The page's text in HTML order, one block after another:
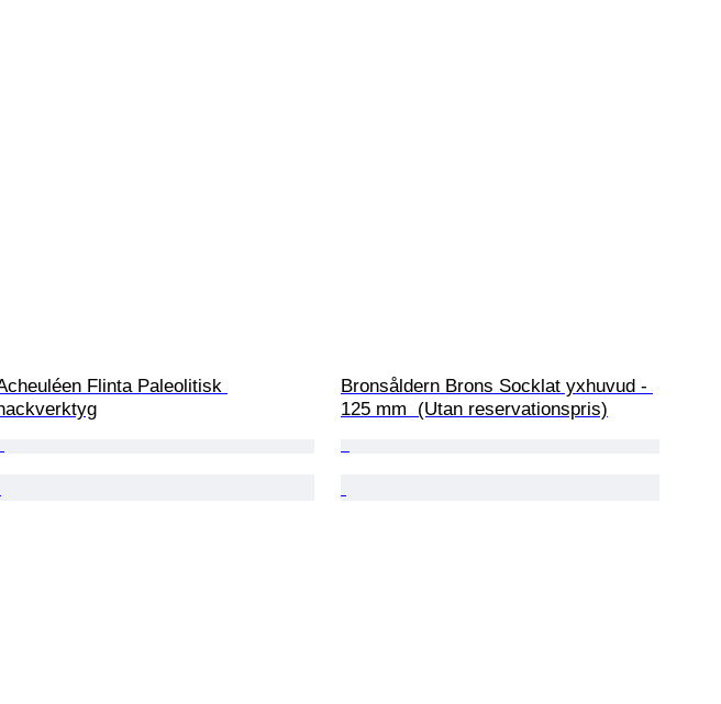
Flinta Paleolitisk
Bronsåldern Brons Socklat yxhuvud -
125 mm  (Utan reservationspris)